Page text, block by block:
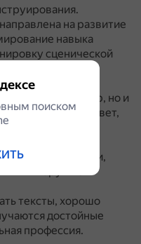
на развитие
навыка
сценической
образы.
обучения
видеть кадр, но и
выставлять свет,
компании,
или наружной
тексты, хорошо
достойные
профессия.
поиском